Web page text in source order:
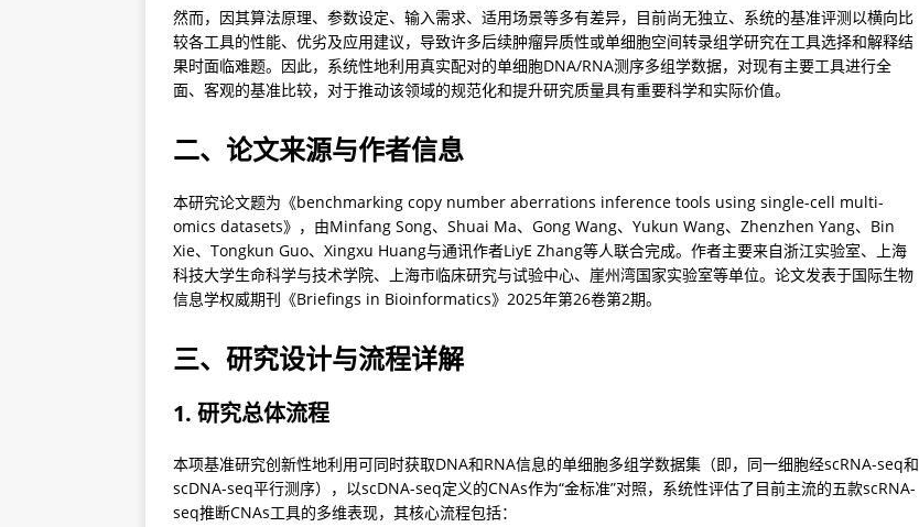
然而，因其算法原理、参数设定、输入需求、适用场景等多有差异，目前尚无独立、系统的基准评测以横向比
较各工具的性能、优劣及应用建议，导致许多后续肿瘤异质性或单细胞空间转录组学研究在工具选择和解释结
果时面临难题。因此，系统性地利用真实配对的单细胞DNA/RNA测序多组学数据，对现有主要工具进行全
面、客观的基准比较，对于推动该领域的规范化和提升研究质量具有重要科学和实际价值。
二、论文来源与作者信息
本研究论文题为《benchmarking copy number aberrations inference tools using single-cell multi-
omics datasets》，由Minfang Song、Shuai Ma、Gong Wang、Yukun Wang、Zhenzhen Yang、Bin
Xie、Tongkun Guo、Xingxu Huang与通讯作者LiyE Zhang等人联合完成。作者主要来自浙江实验室、上海
科技大学生命科学与技术学院、上海市临床研究与试验中心、崖州湾国家实验室等单位。论文发表于国际生物
信息学权威期刊《Briefings in Bioinformatics》2025年第26卷第2期。
三、研究设计与流程详解
1. 研究总体流程
本项基准研究创新性地利用可同时获取DNA和RNA信息的单细胞多组学数据集（即，同一细胞经scRNA-seq和
scDNA-seq平行测序），以scDNA-seq定义的CNAs作为“金标准”对照，系统性评估了目前主流的五款scRNA-
seq推断CNAs工具的多维表现，其核心流程包括：